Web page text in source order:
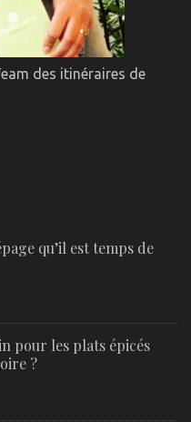
des itinéraires de
qu’il est temps de
pour les plats épicés
?